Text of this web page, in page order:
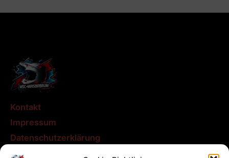
Kontakt
Impressum
Datenschutzerklärung